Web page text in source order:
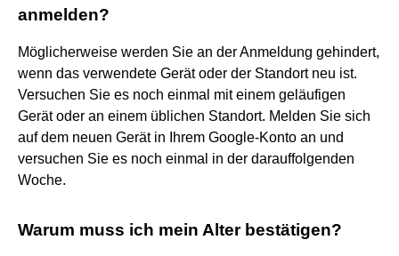
anmelden?
Möglicherweise werden Sie an der Anmeldung gehindert,
wenn das verwendete Gerät oder der Standort neu ist.
Versuchen Sie es noch einmal mit einem geläufigen
Gerät oder an einem üblichen Standort. Melden Sie sich
auf dem neuen Gerät in Ihrem Google-Konto an und
versuchen Sie es noch einmal in der darauffolgenden
Woche.
Warum muss ich mein Alter bestätigen?